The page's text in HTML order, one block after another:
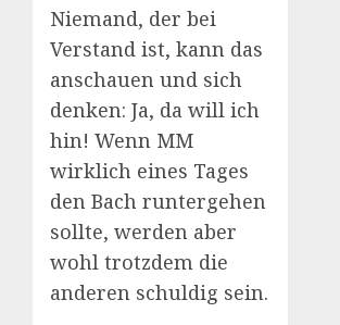
Niemand, der bei
Verstand ist, kann das
anschauen und sich
denken: Ja, da will ich
hin! Wenn MM
wirklich eines Tages
den Bach runtergehen
sollte, werden aber
wohl trotzdem die
anderen schuldig sein.